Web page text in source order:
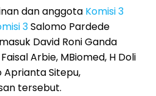
dan anggota Komisi 3
3Salomo Pardede
David Roni Ganda
Arbie, MBiomed, H Doli
Aprianta Sitepu,
tersebut.